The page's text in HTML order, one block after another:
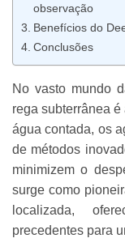
observação
Benefícios do
Conclusões
No vasto mundo
rega subterrânea
água contada, os
de métodos
minimizem o
surge como
localizada,
precedentes para